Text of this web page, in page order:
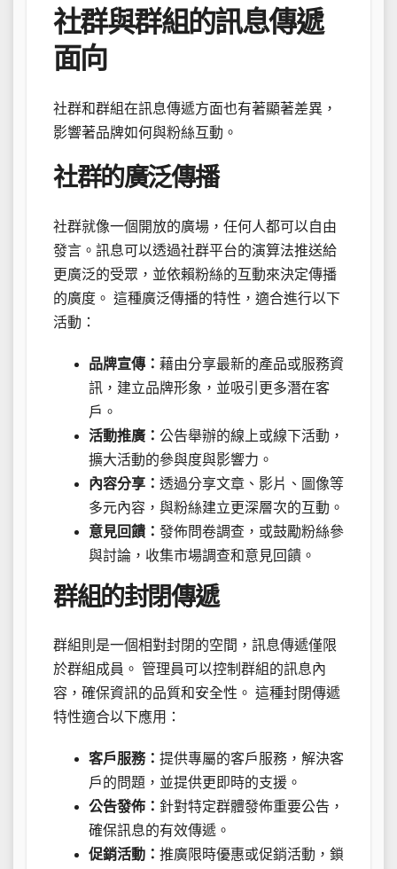
社群與群組的訊息傳遞
面向
社群和群組在訊息傳遞方面也有著顯著差異，
影響著品牌如何與粉絲互動。
社群的廣泛傳播
社群就像一個開放的廣場，任何人都可以自由
發言。訊息可以透過社群平台的演算法推送給
更廣泛的受眾，並依賴粉絲的互動來決定傳播
的廣度。 這種廣泛傳播的特性，適合進行以下
活動：
品牌宣傳： 藉由分享最新的產品或服務資
訊，建立品牌形象，並吸引更多潛在客
戶。
活動推廣： 公告舉辦的線上或線下活動，
擴大活動的參與度與影響力。
內容分享： 透過分享文章、影片、圖像等
多元內容，與粉絲建立更深層次的互動。
意見回饋： 發佈問卷調查，或鼓勵粉絲參
與討論，收集市場調查和意見回饋。
群組的封閉傳遞
群組則是一個相對封閉的空間，訊息傳遞僅限
於群組成員。 管理員可以控制群組的訊息內
容，確保資訊的品質和安全性。 這種封閉傳遞
特性適合以下應用：
客戶服務： 提供專屬的客戶服務，解決客
戶的問題，並提供更即時的支援。
公告發佈： 針對特定群體發佈重要公告，
確保訊息的有效傳遞。
促銷活動： 推廣限時優惠或促銷活動，鎖